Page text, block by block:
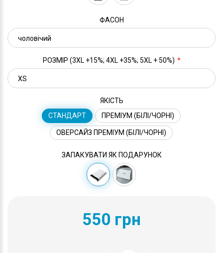
ФАСОН
РОЗМІР (3XL +15%; 4XL +35%; 5XL + 50%)
ЯКІСТЬ
СТАНДАРТ
ПРЕМІУМ (БІЛІ/ЧОРНІ)
ОВЕРСАЙЗ ПРЕМІУМ (БІЛІ/ЧОРНІ)
ЗАПАКУВАТИ ЯК ПОДАРУНОК
550 грн